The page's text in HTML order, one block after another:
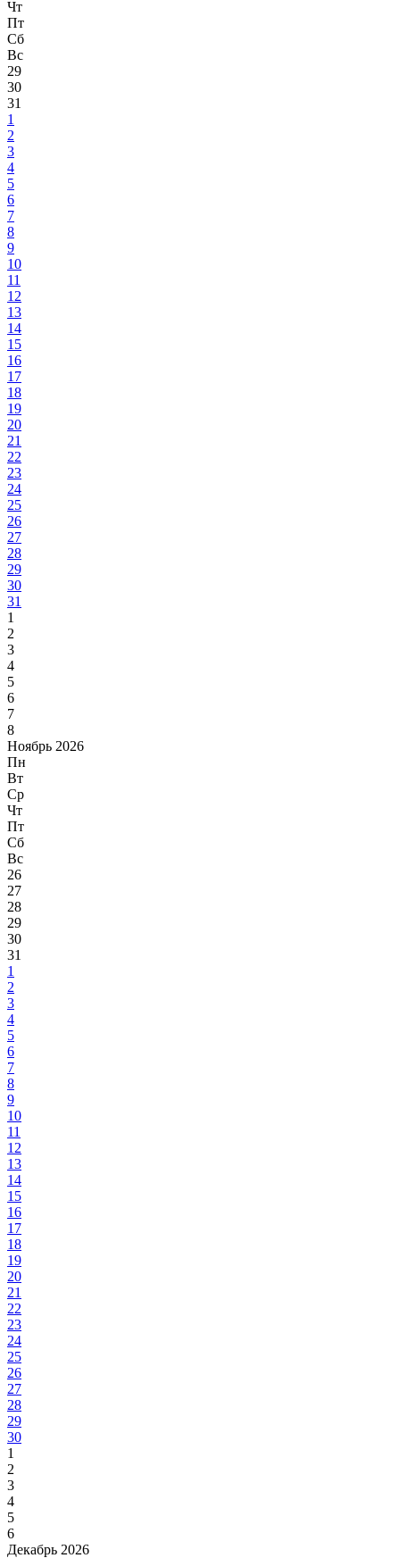
Чт
Пт
Сб
Вс
29
30
31
1
2
3
4
5
6
7
8
9
10
11
12
13
14
15
16
17
18
19
20
21
22
23
24
25
26
27
28
29
30
31
1
2
3
4
5
6
7
8
Ноябрь 2026
Пн
Вт
Ср
Чт
Пт
Сб
Вс
26
27
28
29
30
31
1
2
3
4
5
6
7
8
9
10
11
12
13
14
15
16
17
18
19
20
21
22
23
24
25
26
27
28
29
30
1
2
3
4
5
6
Декабрь 2026